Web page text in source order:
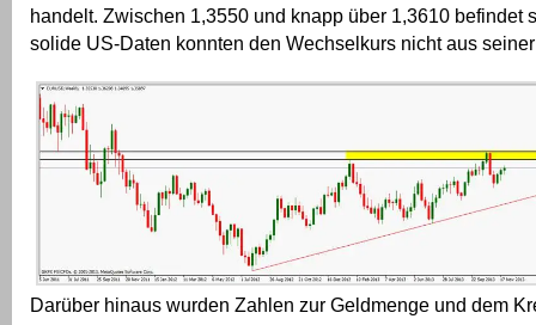
handelt. Zwischen 1,3550 und knapp über 1,3610 befindet
solide US-Daten konnten den Wechselkurs nicht aus
Darüber hinaus wurden Zahlen zur Geldmenge und dem